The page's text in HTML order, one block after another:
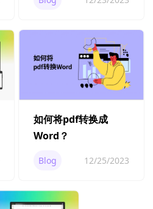
如何将pdf转换成
Word？
Blog 12/25/2023